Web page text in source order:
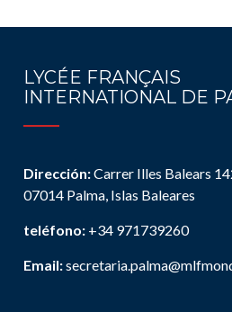
LYCÉE FRANÇAIS
INTERNATIONAL DE
Dirección:Carrer Illes Balears
07014 Palma, Islas Baleares
teléfono: +34 971739260
Email: